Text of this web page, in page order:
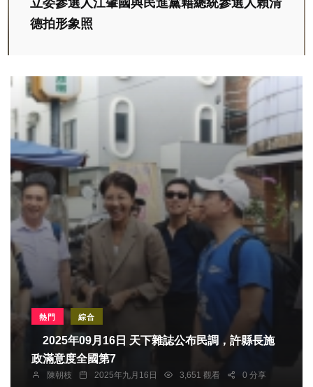
立委參選人江肇國與民進黨籍總統參選人賴清
德拍形象照
熱門 綜合
2025年09月16日 天下雜誌公布民調，許縣長施
政滿意度全國第7
陳朝枝 2025年九月16日 3,651 觀看 0 分享